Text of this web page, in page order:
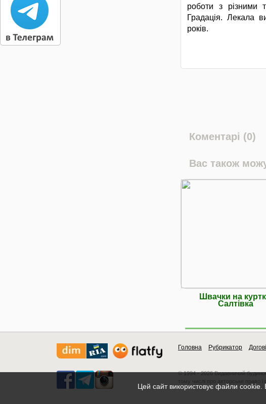
роботи з різними
Градація. Лекала
років.
Коментарі (0)
Вас також
Швачки на
Салтівка
Головна Рубрикатор
© 1994 - 2026 Видавничий
тому числі про авторське право і
Цей сайт використовує файли cookie.